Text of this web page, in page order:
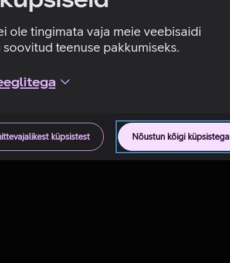
ole tingimata vaja meie veebisaidi
teenuse pakkumiseks.
Nõustun kõigi küpsistega
küpsistest